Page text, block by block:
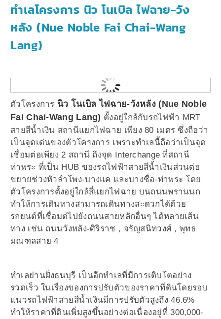
ทำเลโครงการ นิว โนเบิล ไฟฉาย-วัง
หลัง (Nue Noble Fai Chai-Wang
Lang)
ตัวโครงการ นิว โนเบิล ไฟฉาย-วังหลัง (Nue Noble
Fai Chai-Wang Lang) ตั้งอยู่ใกล้กับรถไฟฟ้า MRT
สายสีน้ำเงิน สถานีแยกไฟฉาย เพียง 80 เมตร ซึ่งถือว่า
เป็นจุดเด่นของตัวโครงการ เพราะทำเลนี้ถือว่าเป็นจุด
เชื่อมต่อเพียง 2 สถานี ถึงจุด Interchange ที่สถานี
ท่าพระ ที่เป็น HUB ของรถไฟฟ้าสายสีน้ำเงินส่วนต่อ
ขยายช่วงหัวลำโพง-บางแค และบางซื่อ-ท่าพระ โดย
ตัวโครงการตั้งอยู่ใกล้สี่แยกไฟฉาย บนถนนพรานนก
ทำให้การเดินทางสามารถเดินทางสะดวกได้ด้วย
รถยนต์ที่เชื่อมต่ไปยังถนนสายหลักอื่นๆ ได้หลายเส้น
ทาง เช่น ถนนวังหลัง-ศิริราช , จรัญสนิทวงศ์ , พุทธ
มณฑลสาย 4
ทำเลย่านฝั่งธนบุรี เป็นอีกทำเลที่มีการเติบโตอย่าง
รวดเร็ว ในเรื่องของการปรับตัวของราคาที่ดินโดยรอบ
แนวรถไฟฟ้าสายสีน้ำเงินมีการปรับตัวสูงถึง 46.6%
ทำให้ราคาที่ดินเพิ่มสูงขึ้นอย่างต่อเนื่องอยู่ที่ 300,000-